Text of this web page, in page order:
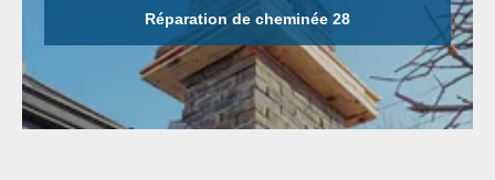
Réparation de cheminée 28